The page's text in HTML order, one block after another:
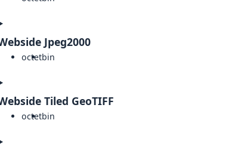
Jpeg2000
octetbin
Tiled GeoTIFF
octetbin